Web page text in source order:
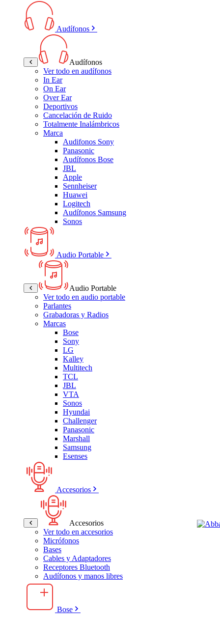
Audífonos
Audífonos
Ver todo en audífonos
In Ear
On Ear
Over Ear
Deportivos
Cancelación de Ruido
Totalmente Inalámbricos
Marca
Audifonos Sony
Panasonic
Audífonos Bose
JBL
Apple
Sennheiser
Huawei
Logitech
Audífonos Samsung
Sonos
Audio Portable
Audio Portable
Ver todo en audio portable
Parlantes
Grabadoras y Radios
Marcas
Bose
Sony
LG
Kalley
Multitech
TCL
JBL
VTA
Sonos
Hyundai
Challenger
Panasonic
Marshall
Samsung
Esenses
Accesorios
Accesorios
Ver todo en accesorios
Micrófonos
Bases
Cables y Adaptadores
Receptores Bluetooth
Audífonos y manos libres
Bose